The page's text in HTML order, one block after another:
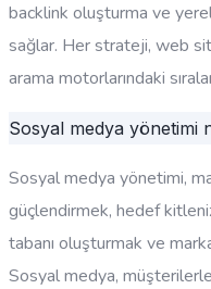
backlink oluşturma ve
sağlar. Her strateji, web
arama motorlarındaki
Sosyal medya yönetimi
Sosyal medya yönetimi,
güçlendirmek, hedef
tabanı oluşturmak ve
Sosyal medya,